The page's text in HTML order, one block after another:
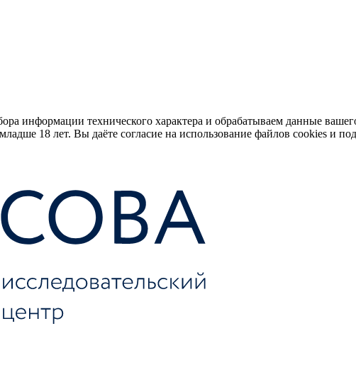
информации технического характера и обрабатываем данные
18 лет. Вы даёте согласие на использование файлов cookies и